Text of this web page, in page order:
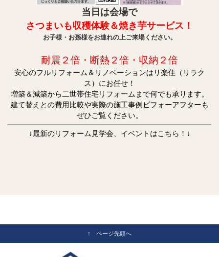
当日は会場で
さつまいも収穫体験＆焼き芋サービス！
お子様・お孫様をお連れの上ご来場ください。
耐震２倍・断熱２倍・収納２倍
安心のフルリフォーム＆リノベーションはリ楽住（リラク
ス）にお任せ！
増築＆減築から二世帯住宅リフォームまで何でも承ります。
建て替えとの費用比較や実際の施工事例ビフォーアフターも
ぜひご覧ください。
↓最新のリフォーム見学会、イベントはこちら！↓
↑ ページ先頭へ